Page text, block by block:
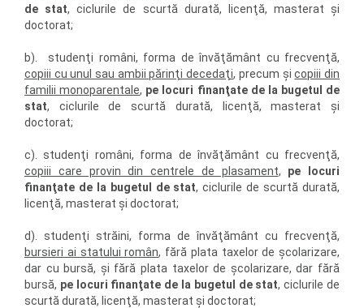
de stat, ciclurile de scurtă durată, licenţă, masterat şi
doctorat;
b). studenţi români, forma de învăţământ cu frecvenţă,
copiii cu unul sau ambii părinţi decedaţi, precum şicopiii din
familii monoparentale, pe locuri finanţate de la bugetul de
stat, ciclurile de scurtă durată, licenţă, masterat şi
doctorat;
c). studenţi români, forma de învăţământ cu frecvenţă,
copiii care provin din centrele de plasament, pe locuri
finanţate de la bugetul de stat, ciclurile de scurtă durată,
licenţă, masterat şi doctorat;
d). studenţi străini, forma de învăţământ cu frecvenţă,
bursieri ai statului român, fără plata taxelor de şcolarizare,
dar cu bursă, şi fără plata taxelor de şcolarizare, dar fără
bursă, pe locuri finanţate de la bugetul de stat, ciclurile de
scurtă durată, licenţă, masterat şi doctorat;